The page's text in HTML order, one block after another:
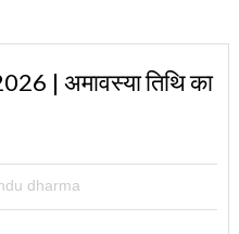
| अमावस्या तिथि का
dharma